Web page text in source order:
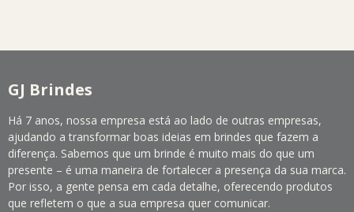
GJ Brindes
Há 7 anos, nossa empresa está ao lado de outras empresas,
ajudando a transformar boas ideias em brindes que fazem a
diferença. Sabemos que um brinde é muito mais do que um
presente – é uma maneira de fortalecer a presença da sua marca.
Por isso, a gente pensa em cada detalhe, oferecendo produtos
que refletem o que a sua empresa quer comunicar.